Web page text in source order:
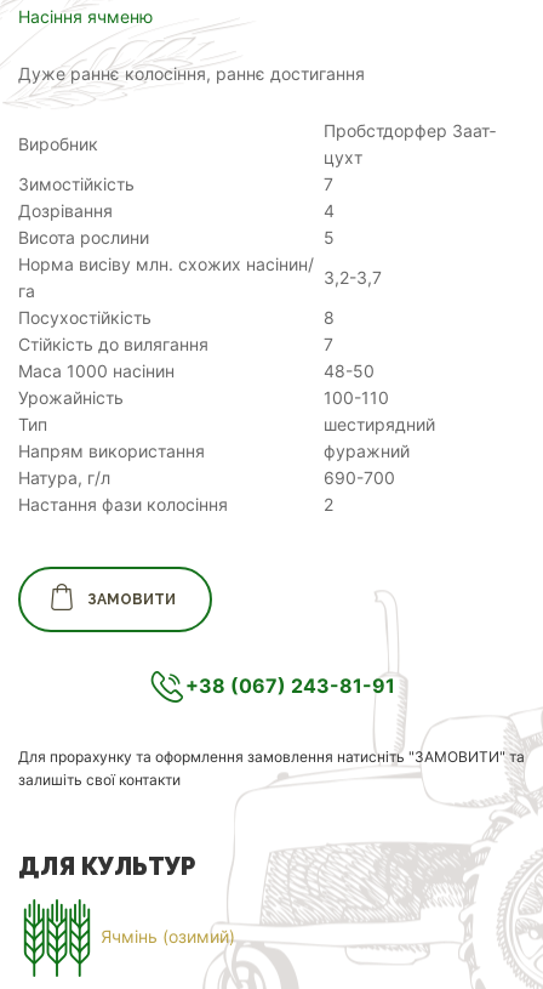
Насіння ячменю
Дуже раннє колосіння, раннє достигання
Виробник
Пробст­дор­фер За­ат­
цухт
Зимостійкість
7
Дозрівання
4
Висота рослини
5
Норма висіву млн. схожих насінин/
га
3,2-3,7
Посухостійкість
8
Стійкість до вилягання
7
Маса 1000 насінин
48-50
Урожайність
100-110
Тип
шестирядний
Напрям використання
фуражний
Натура, г/л
690-700
Настання фази колосіння
2
ЗАМОВИТИ
+38 (067) 243-81-91
Для прорахунку та оформлення замовлення натисніть "ЗАМОВИТИ" та
залишіть свої контакти
ДЛЯ КУЛЬТУР
Ячмінь (озимий)